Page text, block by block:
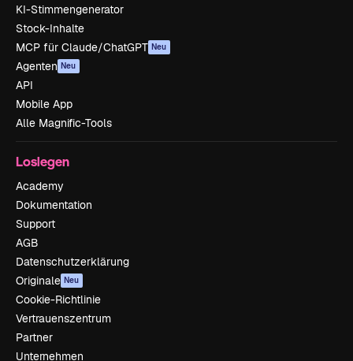
KI-Stimmengenerator
Stock-Inhalte
MCP für Claude/ChatGPT Neu
Agenten Neu
API
Mobile App
Alle Magnific-Tools
Loslegen
Academy
Dokumentation
Support
AGB
Datenschutzerklärung
Originale Neu
Cookie-Richtlinie
Vertrauenszentrum
Partner
Unternehmen